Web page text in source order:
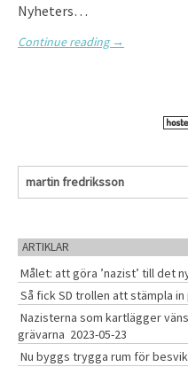
Nyheters…
Continue reading →
c
h
f
o
r
ARTIKLAR
Målet: att göra ’nazist’ till det
Så fick SD trollen att stämpla
Nazisterna som kartlägger
grävarna 2023-05-23
Nu byggs trygga rum för